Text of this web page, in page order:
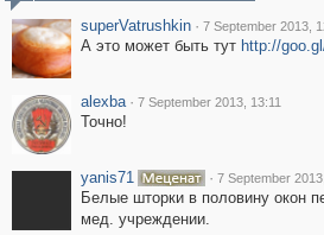
superVatrushkin · 7 September 2013,
А это может быть тут http://
alexba · 7 September 2013, 13:11
Точно!
yanis71 · 7 September
Белые шторки в половину окон
мед. учреждении.